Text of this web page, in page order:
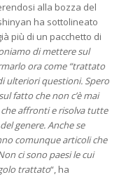
alla bozza del
ha sottolineato
più di un pacchetto di
di mettere sul
ora come “trattato
ulteriori questioni. Spero
fatto che non c’è mai
affronti e risolva tutte
genere. Anche se
comunque articoli che
ci sono paesi le cui
trattato“, ha